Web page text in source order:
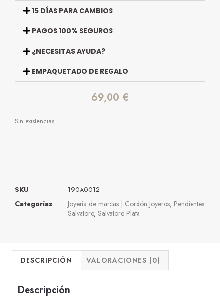
15 DÍAS PARA CAMBIOS
PAGOS 100% SEGUROS
¿NECESITAS AYUDA?
EMPAQUETADO DE REGALO
69,00 €
Sin existencias
SKU
190A0012
Categorías
Joyería de marcas | Cordón Joyeros, Pendientes
Salvatore, Salvatore Plata
DESCRIPCIÓN VALORACIONES (0)
Descripción